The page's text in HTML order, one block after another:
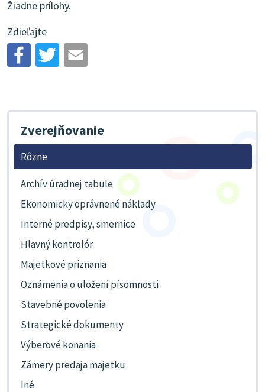
Žiadne prílohy.
Zdieľajte
Zverejňovanie
Rôzne
Archív úradnej tabule
Ekonomicky oprávnené náklady
Interné predpisy, smernice
Hlavný kontrolór
Majetkové priznania
Oznámenia o uložení písomnosti
Stavebné povolenia
Strategické dokumenty
Výberové konania
Zámery predaja majetku
Iné